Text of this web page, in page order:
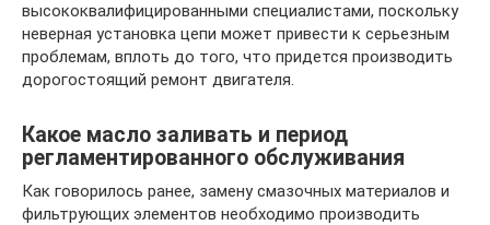
высококвалифицированными специалистами, поскольку
неверная установка цепи может привести к серьезным
проблемам, вплоть до того, что придется производить
дорогостоящий ремонт двигателя.
Какое масло заливать и период
регламентированного обслуживания
Как говорилось ранее, замену смазочных материалов и
фильтрующих элементов необходимо производить